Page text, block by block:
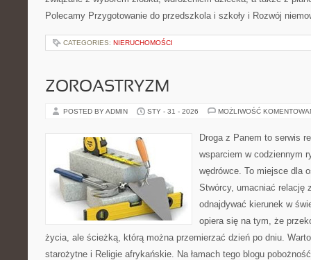
Polecamy Przygotowanie do przedszkola i szkoły i Rozwój
CATEGORIES: NIERUCHOMOŚCI
ZOROASTRYZM
POSTED BY ADMIN STY - 31 - 2026 MOŻLIWOŚĆ
Droga z Panem to serwis
wsparciem w codziennym
wędrówce. To miejsce dla
Stwórcy, umacniać relację
odnajdywać kierunek w
opiera się na tym, że
życia, ale ścieżką, którą można przemierzać dzień po dniu.
starożytne i Religie afrykańskie. Na łamach tego blogu